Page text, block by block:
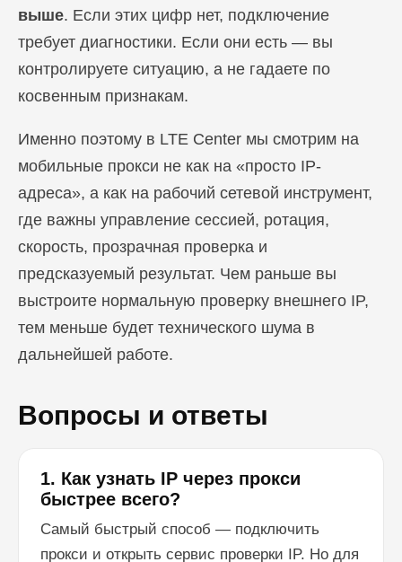
выше. Если этих цифр нет, подключение
требует диагностики. Если они есть — вы
контролируете ситуацию, а не гадаете по
косвенным признакам.
Именно поэтому в LTE Center мы смотрим на
мобильные прокси не как на «просто IP-
адреса», а как на рабочий сетевой инструмент,
где важны управление сессией, ротация,
скорость, прозрачная проверка и
предсказуемый результат. Чем раньше вы
выстроите нормальную проверку внешнего IP,
тем меньше будет технического шума в
дальнейшей работе.
Вопросы и ответы
1. Как узнать IP через прокси
быстрее всего?
Самый быстрый способ — подключить
прокси и открыть сервис проверки IP. Но для